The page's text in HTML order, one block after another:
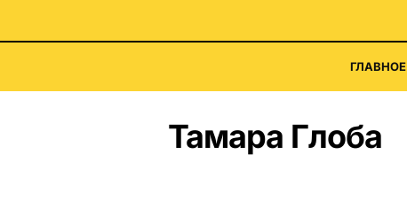
ГЛАВНОЕ
Тамара Глоба